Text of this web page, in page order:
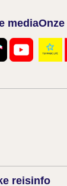
media
reisinfo